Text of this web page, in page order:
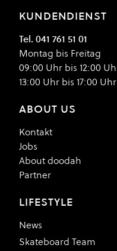
KUNDENDIENST
Tel. 041 761 51 01
Montag bis Freitag
09:00 Uhr bis 12:00
13:00 Uhr bis 17:00 Uhr
ABOUT US
Kontakt
Jobs
About doodah
Partner
LIFESTYLE
News
Skateboard Team